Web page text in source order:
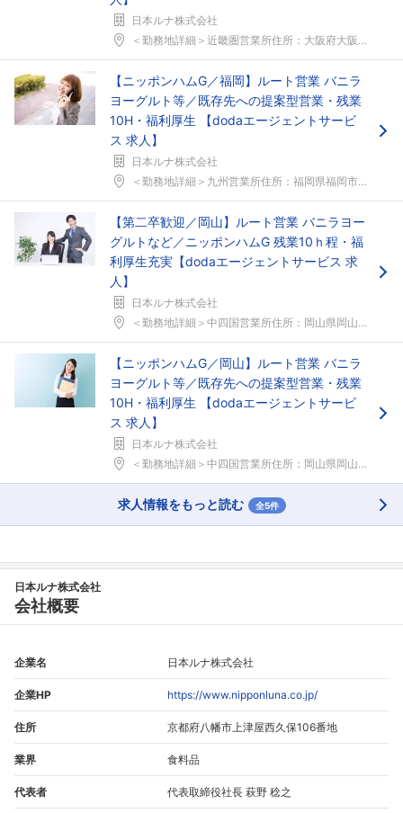
日本ルナ株式会社
＜勤務地詳細＞近畿圏営業所住所：大阪府大阪市北区梅...
【ニッポンハムG／福岡】ルート営業 バニラ
ヨーグルト等／既存先への提案型営業・残業
10H・福利厚生 【dodaエージェントサービ
ス 求人】
日本ルナ株式会社
＜勤務地詳細＞九州営業所住所：福岡県福岡市東区筥松...
【第二卒歓迎／岡山】ルート営業 バニラヨー
グルトなど／ニッポンハムG 残業10ｈ程・福
利厚生充実【dodaエージェントサービス 求
人】
日本ルナ株式会社
＜勤務地詳細＞中四国営業所住所：岡山県岡山市北区下...
【ニッポンハムG／岡山】ルート営業 バニラ
ヨーグルト等／既存先への提案型営業・残業
10H・福利厚生 【dodaエージェントサービ
ス 求人】
日本ルナ株式会社
＜勤務地詳細＞中四国営業所住所：岡山県岡山市北区下...
求人情報をもっと読む 全5件
日本ルナ株式会社
会社概要
企業名 日本ルナ株式会社
企業HP https://www.nipponluna.co.jp/
住所 京都府八幡市上津屋西久保106番地
業界 食料品
代表者 代表取締役社長 萩野 稔之